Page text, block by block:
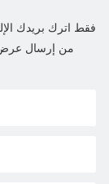
فقط اترك بريدك
من إرسال عرض